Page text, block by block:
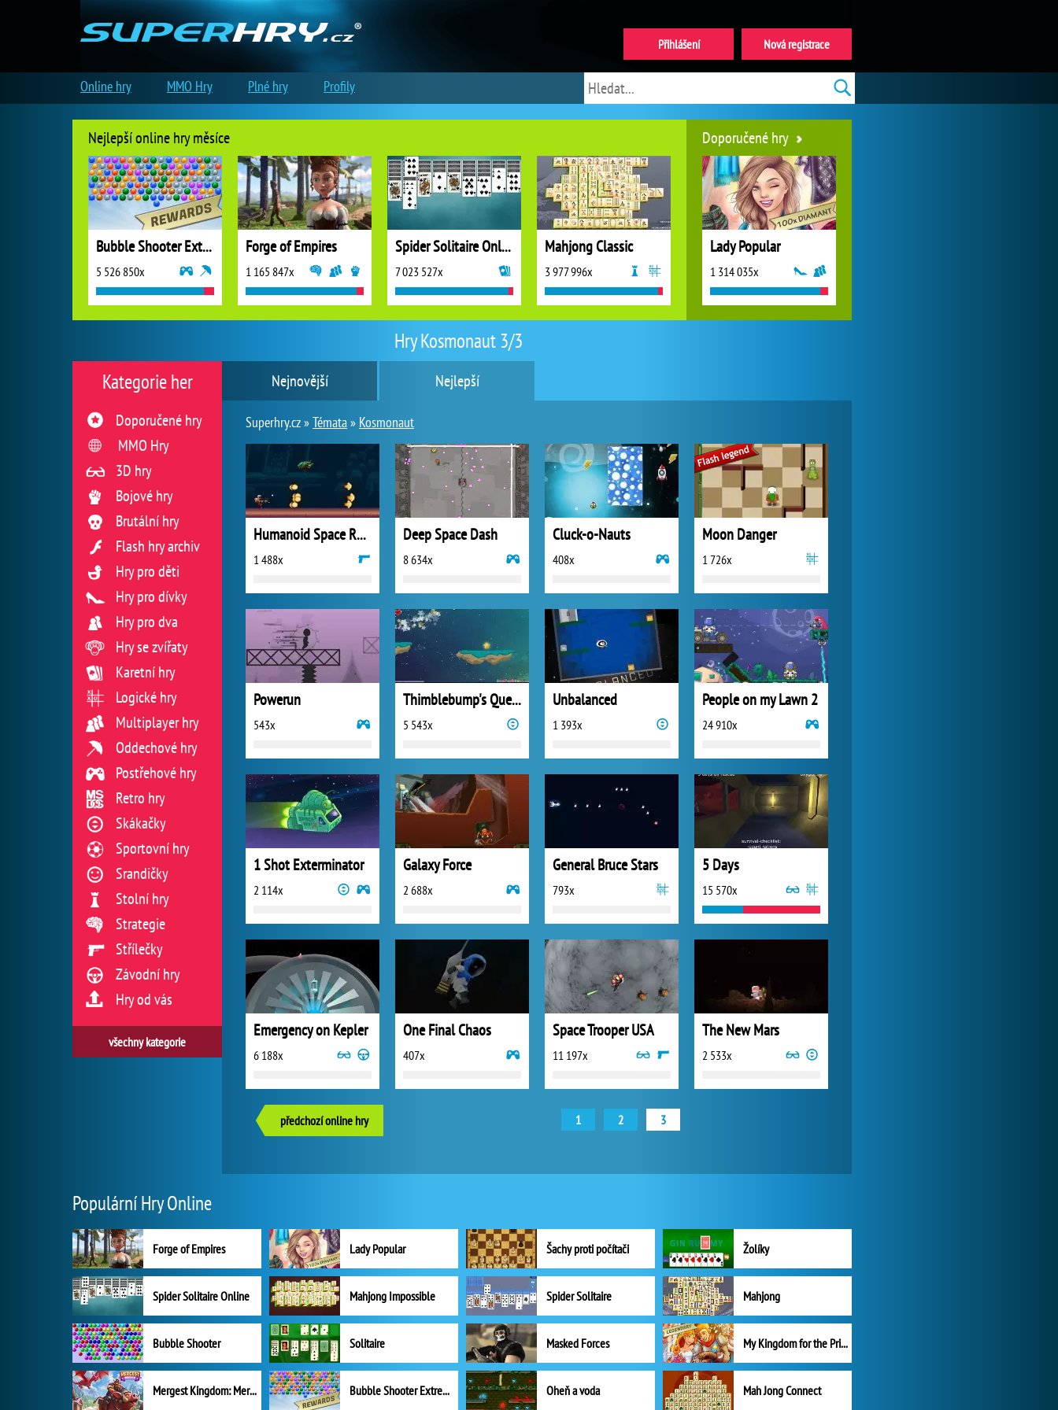
Hry Kosmonaut 3/3
Nejnovější Nejlepší
Superhry.cz »Témata» Kosmonaut
Humanoid Space Race
1 488x
Deep Space Dash
8 634x
Cluck-o-Nauts
408x
Moon Danger
1 726x
Powerun
543x
Thimblebump's Quest for Neptune
5 543x
Unbalanced
1 393x
People on my Lawn 2
24 910x
1 Shot Exterminator
2 114x
Galaxy Force
2 688x
General Bruce Stars
793x
5 Days
15 570x
Emergency on Kepler
6 188x
One Final Chaos
407x
Space Trooper USA
11 197x
The New Mars
2 533x
předchozí online hry 1 2 3
Kategorie her
Doporučené hry
MMO Hry
3D hry
Bojové hry
Brutální hry
Flash hry archiv
Hry pro děti
Hry pro dívky
Hry pro dva
Hry se zvířaty
Karetní hry
Logické hry
Multiplayer hry
Oddechové hry
Postřehové hry
Retro hry
Skákačky
Sportovní hry
Srandičky
Stolní hry
Strategie
Střílečky
Závodní hry
Hry od vás
všechny kategorie
Nejlepší online hry měsíce
Bubble Shooter Extreme
5 526 850x
Forge of Empires
1 165 847x
Spider Solitaire Online
7 023 527x
Mahjong Classic
3 977 996x
Doporučené hry
Lady Popular
1 314 035x
Populární Hry Online
Forge of Empires Lady Popular Šachy proti počítači Žolíky
Spider Solitaire Online Mahjong Impossible Spider Solitaire Mahjong
Bubble Shooter Solitaire Masked Forces My Kingdom for the Princess Plná verze
Mergest Kingdom: Merge Puzzle Bubble Shooter Extreme Oheň a voda Mah Jong Connect
Nová registrace
Přihlášení
Online hry MMO Hry Plné hry Profily